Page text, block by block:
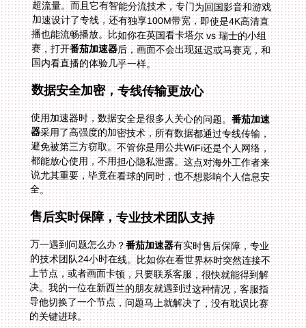
赛，打开番茄加速器后，画面不会出现延迟或马赛克，和
国内看直播的体验几乎一样。
数据安全加密，专线传输更放心
使用加速器时，数据安全是很多人关心的问题。番茄加速
器采用了高强度的加密技术，所有数据都通过专线传输，
避免被第三方窃取。不管你是用公共WiFi还是个人网络，
都能放心使用，不用担心隐私泄露。这点对海外工作者来
说尤其重要，毕竟在看球的同时，也不想影响个人信息安
全。
售后实时保障，专业技术团队支持
万一遇到问题怎么办？番茄加速器有实时售后保障，专业
的技术团队24小时在线。比如你在看世界杯时突然连接不
上节点，或者画面卡顿，只要联系客服，很快就能得到解
决。我的一位在新西兰的朋友就遇到过这种情况，客服指
导他切换了一个节点，问题马上就解决了，没有耽误比赛
的关键进球。